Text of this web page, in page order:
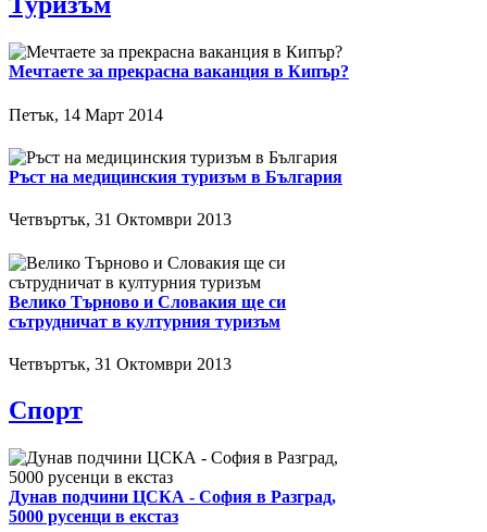
Мечтаете за прекрасна ваканция в Кипър?
Петък, 14 Март 2014
Ръст на медицинския туризъм в България
Четвъртък, 31 Октомври 2013
Велико Търново и Словакия ще си
сътрудничат в културния туризъм
Четвъртък, 31 Октомври 2013
Спорт
Дунав подчини ЦСКА - София в Разград,
5000 русенци в екстаз